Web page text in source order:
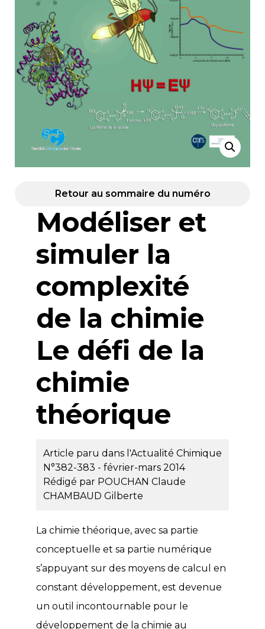
Retour au sommaire du numéro
Modéliser et
simuler la
complexité
de la chimie
Le défi de la
chimie
théorique
Article paru dans l'Actualité Chimique
N°382-383 - février-mars 2014
Rédigé par POUCHAN Claude
CHAMBAUD Gilberte
La chimie théorique, avec sa partie
conceptuelle et sa partie numérique
s’appuyant sur des moyens de calcul en
constant développement, est devenue
un outil incontournable pour le
développement de la chimie au